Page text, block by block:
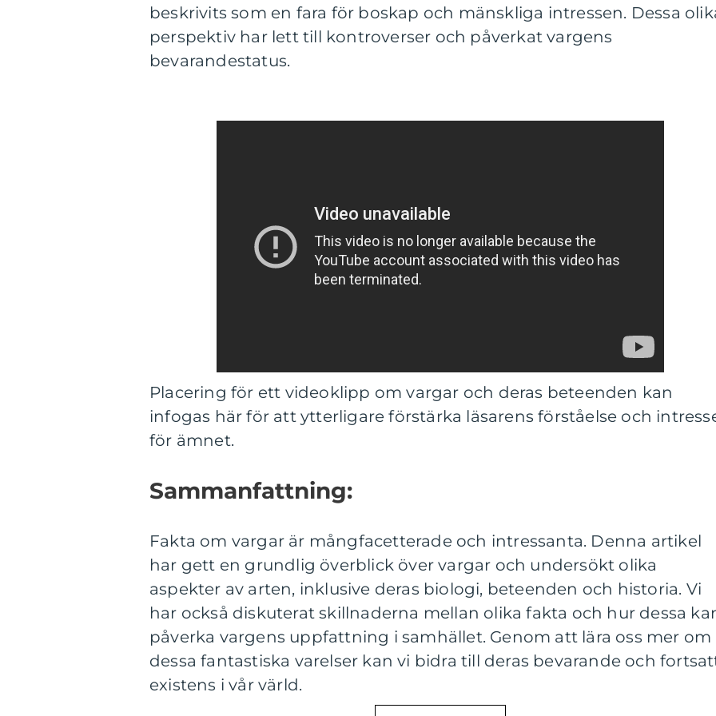
beskrivits som en fara för boskap och mänskliga intressen. Dessa
perspektiv har lett till kontroverser och påverkat vargens
bevarandestatus.
Placering för ett videoklipp om vargar och deras beteenden kan
infogas här för att ytterligare förstärka läsarens förståelse och
för ämnet.
Sammanfattning:
Fakta om vargar är mångfacetterade och intressanta. Denna artikel
har gett en grundlig överblick över vargar och undersökt olika
aspekter av arten, inklusive deras biologi, beteenden och historia. Vi
har också diskuterat skillnaderna mellan olika fakta och hur dessa
påverka vargens uppfattning i samhället. Genom att lära oss mer om
dessa fantastiska varelser kan vi bidra till deras bevarande och
existens i vår värld.